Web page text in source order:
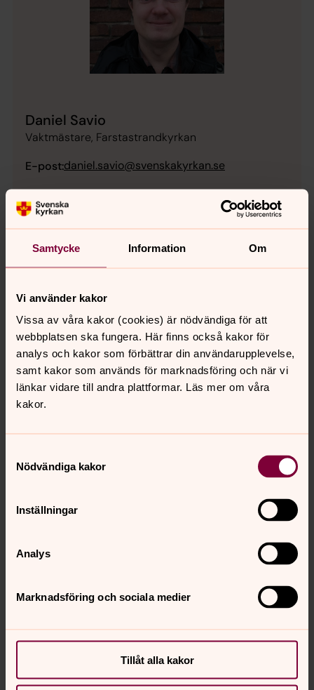
Samtycke Information Om
Vi använder kakor
Vissa av våra kakor (cookies) är nödvändiga för att
webbplatsen ska fungera. Här finns också kakor för
analys och kakor som förbättrar din användarupplevelse,
samt kakor som används för marknadsföring och när vi
länkar vidare till andra plattformar. Läs mer om våra
kakor.
Nödvändiga kakor
Inställningar
Analys
Marknadsföring och sociala medier
Tillåt alla kakor
Daniel Savio
Vaktmästare, Farstastrandkyrkan
E-post:daniel.savio@svenskakyrkan.se
Diakon, Farstastrandkyrkan
E-post:
Senast ändrad 30 juli 2026
innehåll?